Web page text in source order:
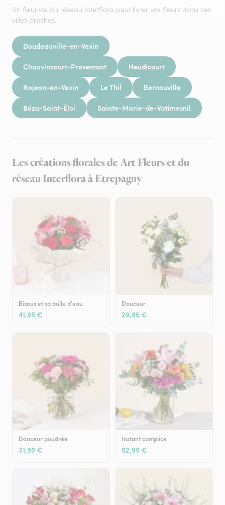
Un fleuriste du réseau Interflora peut livrer vos fleurs dans ces
villes proches.
Doudeauville-en-Vexin
Chauvincourt-Provemont Heudicourt
Nojeon-en-Vexin Le Thil Bernouville
Bézu-Saint-Éloi Sainte-Marie-de-Vatimesnil
Les créations florales de Art Fleurs et du
réseau Interflora à Etrepagny
Bisous et sa bulle d'eau
41,95 €
Douceur
29,95 €
Douceur poudrée
31,95 €
Instant complice
52,95 €